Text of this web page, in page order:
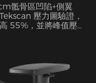
骶骨區凹陷+側翼
壓力圖驗證，
55%，並將峰值壓力